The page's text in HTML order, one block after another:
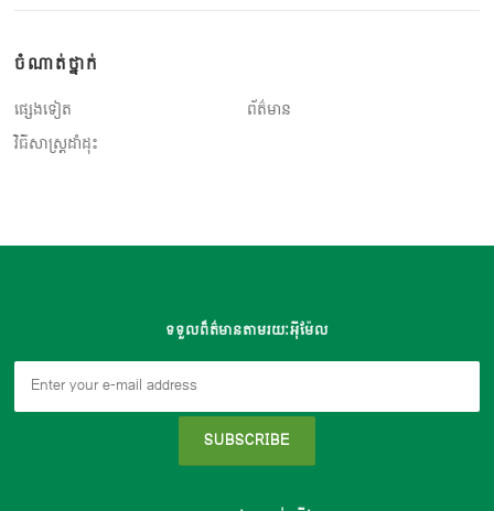
ចំណាត់ថ្នាក់
ផ្សេងទៀត
ព័ត៌មាន
វិធីសាស្ត្រដាំដុះ
ទទួលព៏ត៌មានតាមរយៈអុីម៉ែល